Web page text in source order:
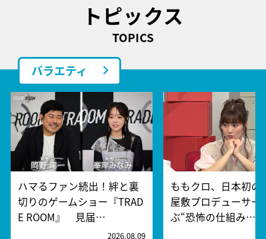
トピックス
TOPICS
バラエティ
ハマるファン続出！絆と裏
切りのゲームショー『TRAD
E ROOM』 見届…
2026.08.09
ももクロ、日本初の
屋敷プロデューサー
ぶ“恐怖の仕組み…